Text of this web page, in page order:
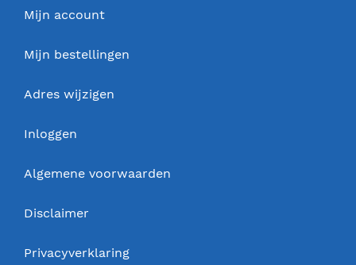
Mijn account
Mijn bestellingen
Adres wijzigen
Inloggen
Algemene voorwaarden
Disclaimer
Privacyverklaring